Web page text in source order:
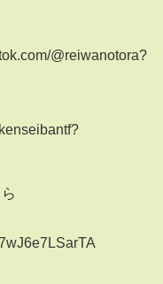
@reiwanotora?